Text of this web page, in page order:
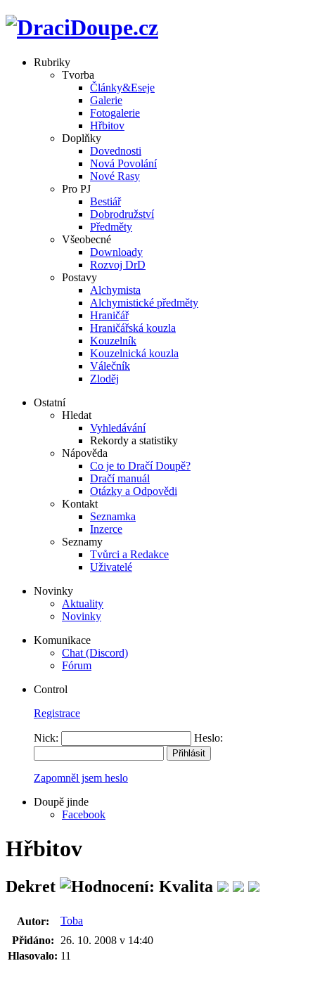
Rubriky
Tvorba
Články&Eseje
Galerie
Fotogalerie
Hřbitov
Doplňky
Dovednosti
Nová Povolání
Nové Rasy
Pro PJ
Bestiář
Dobrodružství
Předměty
Všeobecné
Downloady
Rozvoj DrD
Postavy
Alchymista
Alchymistické předměty
Hraničář
Hraničářská kouzla
Kouzelník
Kouzelnická kouzla
Válečník
Zloděj
Ostatní
Hledat
Vyhledávání
Rekordy a statistiky
Nápověda
Co je to Dračí Doupě?
Dračí manuál
Otázky a Odpovědi
Kontakt
Seznamka
Inzerce
Seznamy
Tvůrci a Redakce
Uživatelé
Novinky
Aktuality
Novinky
Komunikace
Chat (Discord)
Fórum
Control
Registrace
Nick: Heslo:
Zapomněl jsem heslo
Doupě jinde
Facebook
Hřbitov
Dekret
Autor:
Toba
Přidáno:
26. 10. 2008 v 14:40
Hlasovalo: 11